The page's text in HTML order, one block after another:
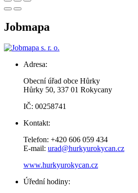
Jobmapa
Adresa:
Obecní úřad obce Hůrky
Hůrky 50, 337 01 Rokycany
IČ: 00258741
Kontakt:
Telefon: +420 606 059 434
E-mail: urad@hurkyurokycan.cz
www.hurkyurokycan.cz
Úřední hodiny: